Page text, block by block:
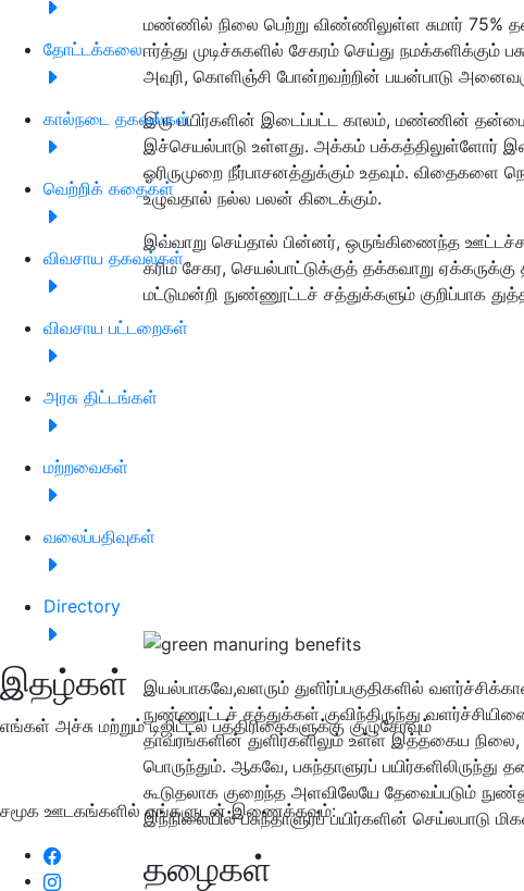
தோட்டக்கலை
கால்நடை தகவல்கள்
வெற்றிக் கதைகள்
விவசாய தகவல்கள்
விவசாய பட்டறைகள்
அரசு திட்டங்கள்
மற்றவைகள்
வலைப்பதிவுகள்
Directory
இதழ்கள்
எங்கள் அச்சு மற்றும் டிஜிட்டல் பத்திரிகைகளுக்கு குழுசேரவும்
சமூக ஊடகங்களில் எங்களுடன் இணைக்கவும்:
மண்ணில் நிலை பெற்று விண்ணிலுள்ள சுமார் 75%
ஈர்த்து முடிச்சுகளில் சேகரம் செய்து நமக்களிக்கும்
அவுரி, கொளிஞ்சி போன்றவற்றின் பயன்பாடு
இரு பயிர்களின் இடைப்பட்ட காலம், மண்ணின்
இச்செயல்பாடு உள்ளது. அக்கம் பக்கத்திலுள்ளோர்
ஓரிருமுறை நீர்பாசனத்துக்கும் உதவும். விதைகளை
உழுவதால் நல்ல பலன் கிடைக்கும்.
இவ்வாறு செய்தால் பின்னர், ஒருங்கிணைந்த
கரிம சேகர, செயல்பாட்டுக்குத் தக்கவாறு
மட்டுமன்றி நுண்ணூட்டச் சத்துக்களும் குறிப்பாக
இயல்பாகவே,வளரும் துளிர்ப்பகுதிகளில்
நுண்ணூட்டச் சத்துக்கள் குவிந்திருந்து
தாவரங்களின் துளிர்களிலும் உள்ள இத்தகைய நிலை,
பொருந்தும். ஆகவே, பசுந்தாளுரப்
கூடுதலாக குறைந்த அளவிலேயே தேவைப்படும்
இந்நிலையில் பசுந்தாளுரப் பயிர்களின் செய்லபாடு
தழைகள்